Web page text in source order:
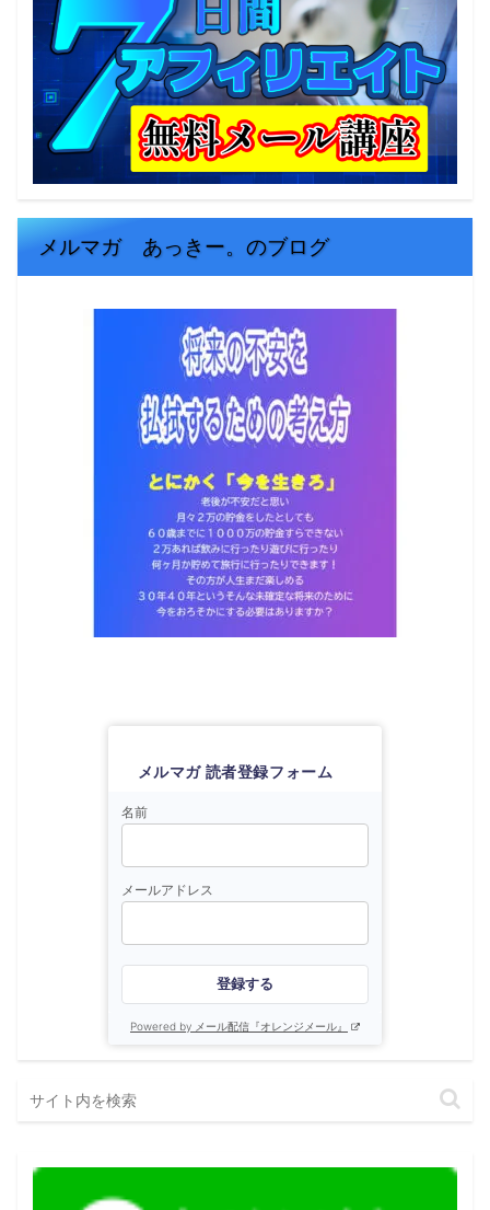
メルマガ あっきー。のブログ
メルマガ 読者登録フォーム
名前
メールアドレス
登録する
Powered by メール配信『オレンジメール』